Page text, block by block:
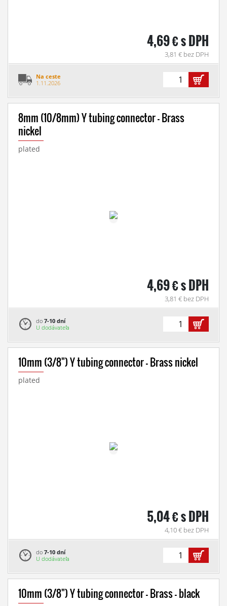
4,69 € s DPH
3,81 € bez DPH
Na ceste
1.11.2026
8mm (10/8mm) Y tubing connector - Brass
nickel
plated
4,69 € s DPH
3,81 € bez DPH
do 7-10 dní
U dodávateľa
10mm (3/8") Y tubing connector - Brass nickel
plated
5,04 € s DPH
4,10 € bez DPH
do 7-10 dní
U dodávateľa
10mm (3/8") Y tubing connector - Brass - black